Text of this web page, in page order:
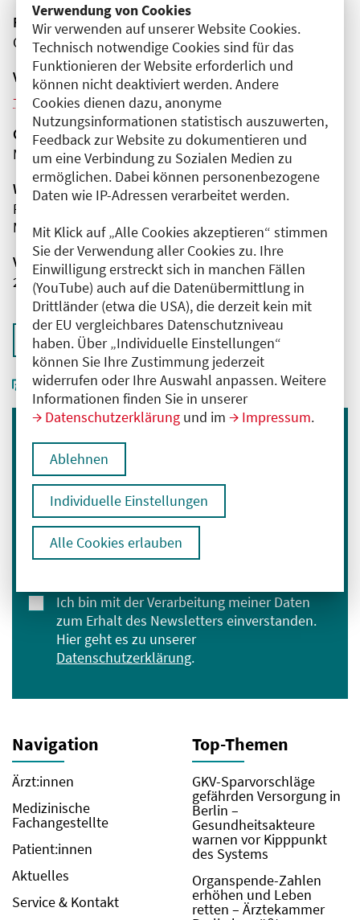
Verwendung von Cookies
Wir verwenden auf unserer Website Cookies.
Technisch notwendige Cookies sind für das
Funktionieren der Website erforderlich und
können nicht deaktiviert werden. Andere
Cookies dienen dazu, anonyme
Nutzungsinformationen statistisch auszuwerten,
Feedback zur Website zu dokumentieren und
um eine Verbindung zu Sozialen Medien zu
ermöglichen. Dabei können personenbezogene
Daten wie IP-Adressen verarbeitet werden.
Mit Klick auf „Alle Cookies akzeptieren“ stimmen
Sie der Verwendung aller Cookies zu. Ihre
Einwilligung erstreckt sich in manchen Fällen
(YouTube) auch auf die Datenübermittlung in
Drittländer (etwa die USA), die derzeit kein mit
der EU vergleichbares Datenschutzniveau
haben. Über „Individuelle Einstellungen“
können Sie Ihre Zustimmung jederzeit
widerrufen oder Ihre Auswahl anpassen. Weitere
Informationen finden Sie in unserer
Datenschutzerklärung und im Impressum.
Ablehnen
Individuelle Einstellungen
Alle Cookies erlauben
Fortbildungsformat
Online
Veranstaltungsreihe
Weitere Veranstaltungen dieser Reihe (4)
Organisator(en)
MEDIZIN TO GO gemeinnützige GmbH
Wissenschaftliche Leitung
Frau Dr. med. Babett Ramsauer
MEDIZIN TO GO gemeinnützige GmbH
Veranstaltungsnummer
2761102025065000084
Zurück zur Übersicht
Immer informiert bleiben
Melden Sie sich für unseren Newsletter an:
E-Mail-Adresse eingeben
Ich bin mit der Verarbeitung meiner Daten
zum Erhalt des Newsletters einverstanden.
Hier geht es zu unserer
Datenschutzerklärung.
Anmelden
Navigation
Ärzt:innen
Medizinische
Fachangestellte
Patient:innen
Aktuelles
Service & Kontakt
Top-Themen
GKV-Sparvorschläge
gefährden Versorgung in
Berlin –
Gesundheitsakteure
warnen vor Kipppunkt
des Systems
Organspende-Zahlen
erhöhen und Leben
retten – Ärztekammer